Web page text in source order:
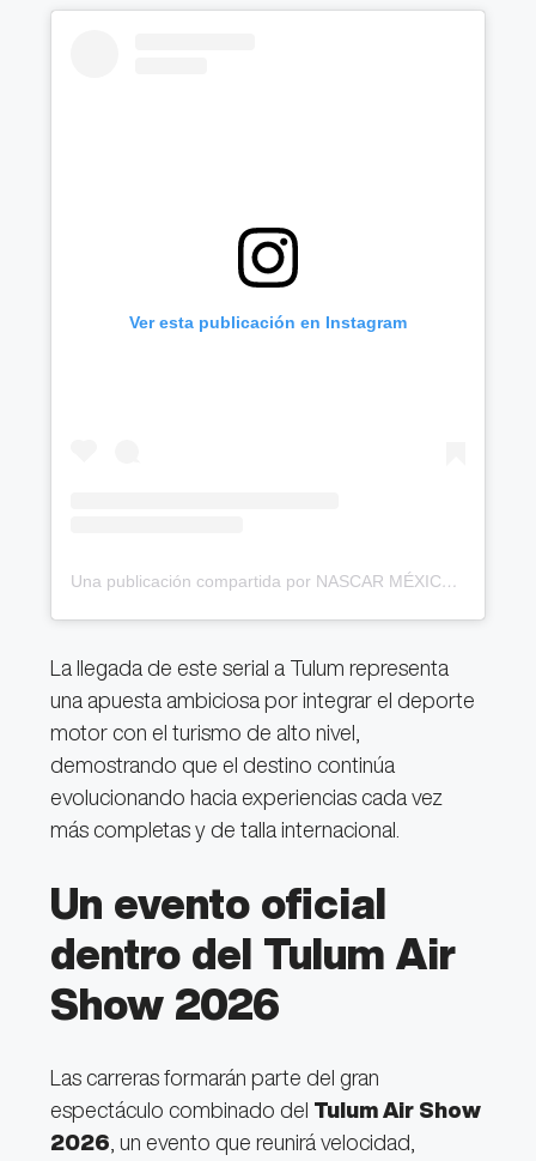
Ver esta publicación en Instagram
Una publicación compartida por NASCAR MÉXICO SERIES (@nascarmex)
La llegada de este serial a Tulum representa
una apuesta ambiciosa por integrar el deporte
motor con el turismo de alto nivel,
demostrando que el destino continúa
evolucionando hacia experiencias cada vez
más completas y de talla internacional.
Un evento oficial
dentro del Tulum Air
Show 2026
Las carreras formarán parte del gran
espectáculo combinado del Tulum Air Show
2026 , un evento que reunirá velocidad,